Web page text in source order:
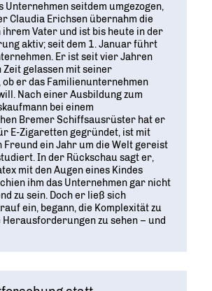
Unternehmen seitdem umgezogen,
Claudia Erichsen übernahm die
ihrem Vater und ist bis heute in der
aktiv; seit dem 1. Januar führt
Er ist seit vier Jahren
Zeit gelassen mit seiner
ob er das Familienunternehmen
Nach einer Ausbildung zum
bei einem
Bremer Schiffsausrüster hat er
E-Zigaretten gegründet, ist mit
Freund ein Jahr um die Welt gereist
In der Rückschau sagt er,
mit den Augen eines Kindes
ihm das Unternehmen gar nicht
zu sein. Doch er ließ sich
ein, begann, die Komplexität zu
Herausforderungen zu sehen – und